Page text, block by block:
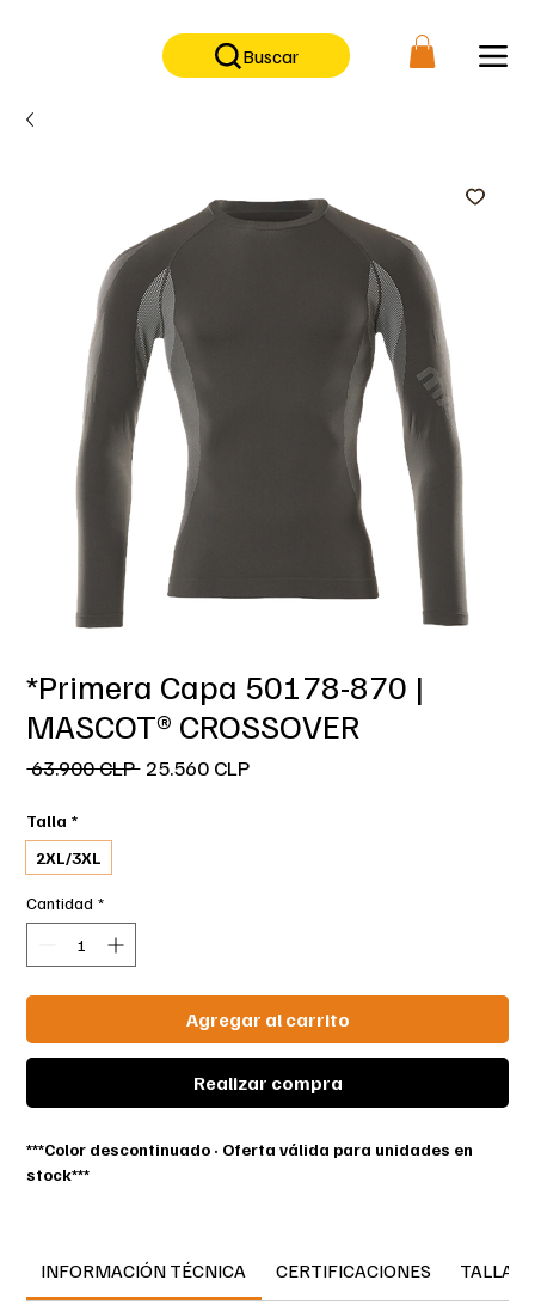
Buscar
*Primera Capa 50178-870 |
MASCOT® CROSSOVER
63.900 CLP Precio
25.560 CLPPrecio de oferta
Talla *
2XL/3XL
Cantidad *
Agregar al carrito
Realizar compra
***Color descontinuado · Oferta válida para unidades en
stock***
PARADA | MASCOT® CROSSOVER
INFORMACIÓN TÉCNICA CERTIFICACIONES TALLAS